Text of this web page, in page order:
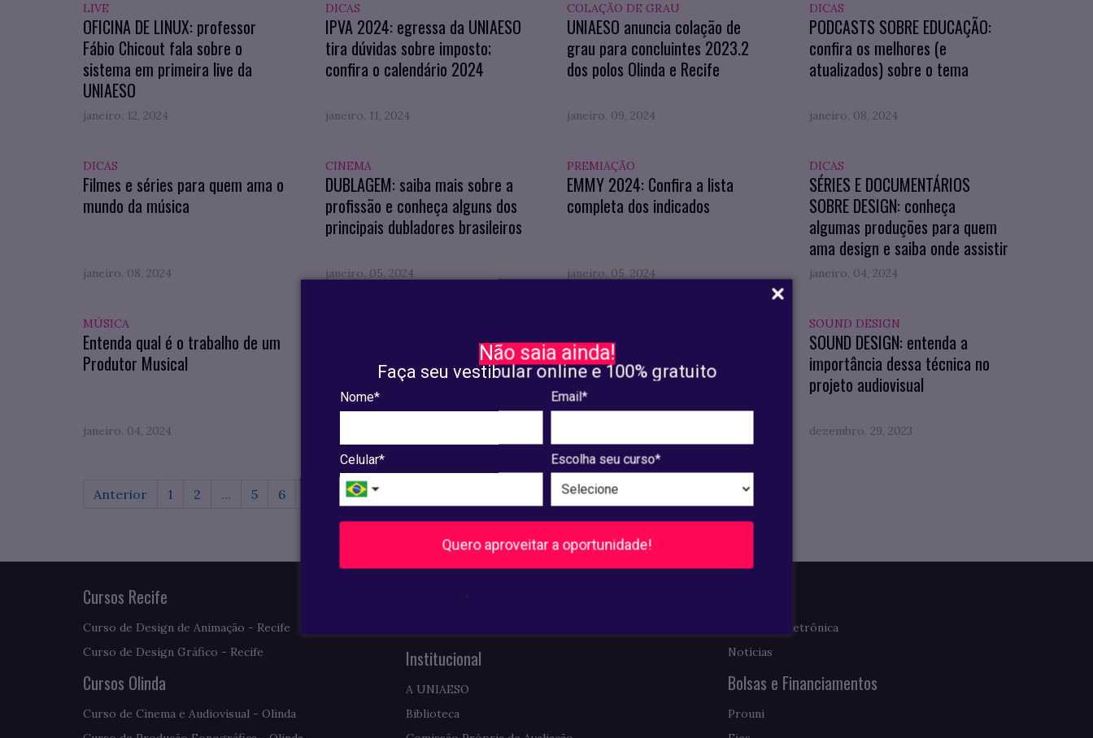
Não saia ainda!
Faça seu vestibular online e 100% gratuito
Nome* Email*
Celular* Escolha seu curso*
Quero aproveitar a oportunidade!
LIVE
OFICINA DE LINUX: professor
Fábio Chicout fala sobre o
sistema em primeira live da
UNIAESO
janeiro. 12, 2024
DICAS
IPVA 2024: egressa da UNIAESO
tira dúvidas sobre imposto;
confira o calendário 2024
janeiro. 11, 2024
COLAÇÃO DE GRAU
UNIAESO anuncia colação de
grau para concluintes 2023.2
dos polos Olinda e Recife
janeiro. 09, 2024
DICAS
PODCASTS SOBRE EDUCAÇÃO:
confira os melhores (e
atualizados) sobre o tema
janeiro. 08, 2024
DICAS
Filmes e séries para quem ama o
mundo da música
janeiro. 08, 2024
CINEMA
DUBLAGEM: saiba mais sobre a
profissão e conheça alguns dos
principais dubladores brasileiros
janeiro. 05, 2024
PREMIAÇÃO
EMMY 2024: Confira a lista
completa dos indicados
janeiro. 05, 2024
DICAS
SÉRIES E DOCUMENTÁRIOS
SOBRE DESIGN: conheça
algumas produções para quem
ama design e saiba onde assistir
janeiro. 04, 2024
MÚSICA
Entenda qual é o trabalho de um
Produtor Musical
janeiro. 04, 2024
PROMOTOR E ADVOGADO: qual a
diferença entre as profissões?
Confira as atribuições de cada
uma
APLICATIVOS PARA ORGANIZAR
OS ESTUDOS: conheça opções
que aumentam a produtividade
SOUND DESIGN
SOUND DESIGN: entenda a
importância dessa técnica no
projeto audiovisual
dezembro. 29, 2023
Anterior 1 2 ... 5 6 9 Próxima
Cursos Recife
Curso de Design de Animação - Recife
Curso de Design Gráfico - Recife
Cursos Olinda
Curso de Cinema e Audiovisual - Olinda
Pós-Graduação
Institucional
A UNIAESO
Biblioteca
Clipagem Eletrônica
Notícias
Bolsas e Financiamentos
Prouni